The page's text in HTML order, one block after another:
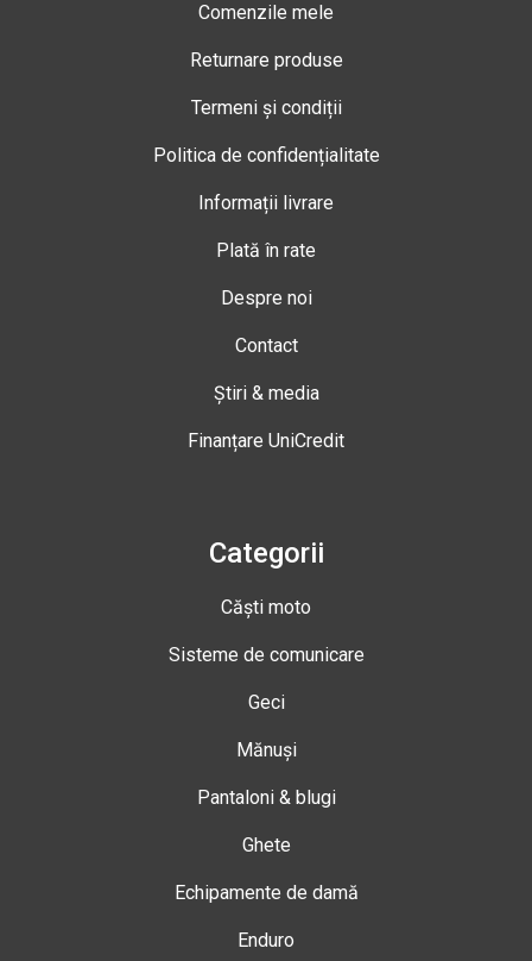
Comenzile mele
Returnare produse
Termeni și condiții
Politica de confidențialitate
Informații livrare
Plată în rate
Despre noi
Contact
Știri & media
Finanțare UniCredit
Categorii
Căști moto
Sisteme de comunicare
Geci
Mănuși
Pantaloni & blugi
Ghete
Echipamente de damă
Enduro